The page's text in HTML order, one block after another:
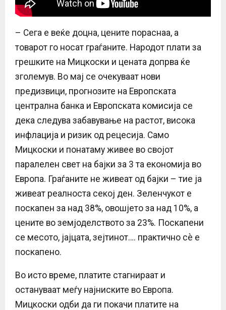
– Сега е веќе доцна, цените пораснаа, а
товарот го носат граѓаните. Народот плати за
грешките на Мицкоски и цената допрва ќе
зголемув. Во мај се очекуваат нови
предизвици, прогнозите на Европската
централна банка и Европската комисија се
дека следува забавување на растот, висока
инфлација и ризик од рецесија. Само
Мицкоски и понатаму живее во својот
паралелен свет на бајки за 3 та економија во
Европа. Граѓаните не живеат од бајки – тие ја
живеат реалноста секој ден. Зеленчукот е
поскапен за над 38%, овошјето за над 10%, а
цените во земјоделството за 23%. Поскапени
се месото, јајцата, зејтинот…. практично сè е
поскапено.
Во исто време, платите стагнираат и
остануваат меѓу најниските во Европа.
Мицкоски одби да ги покачи платите на